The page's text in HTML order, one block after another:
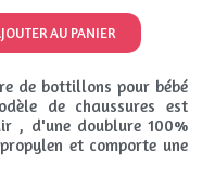
AU PANIER
de bottillons pour bébé
de chaussures est
, d'une doublure 100%
et comporte une